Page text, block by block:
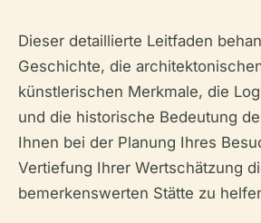
Dieser detaillierte Leitfaden
Geschichte, die
künstlerischen Merkmale, die
und die historische Bedeutung
Ihnen bei der Planung Ihres
Vertiefung Ihrer Wertschätzung
bemerkenswerten Stätte zu